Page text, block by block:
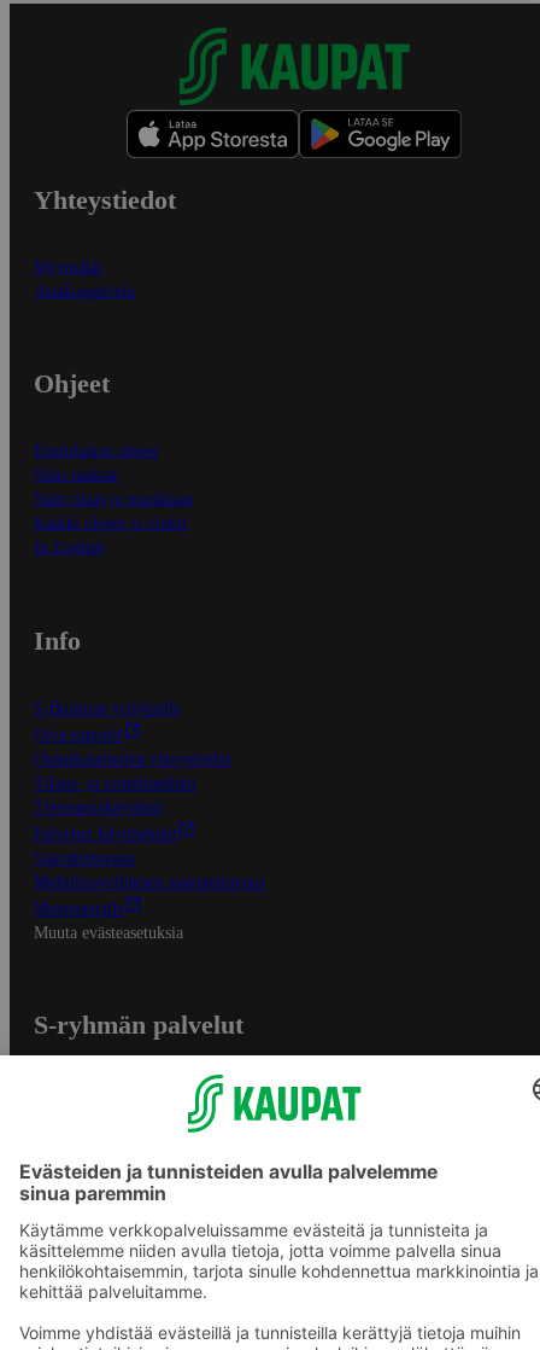
Yhteystiedot
Myymälät
Asiakaspalvelu
Ohjeet
Ensitilaajan ohjeet
Näin maksat
Näin tilaat ja muokkaat
Kaikki ohjeet ja vinkit
In English
Info
S-Business yrityksille
Oiva-raportit
Osuuskauppojen yhteystiedot
Tilaus- ja toimitusehdot
Tietosuojakäytäntö
Palvelun käyttöehdot
Saavutettavuus
Mobiilisovelluksen saavutettavuus
Mainostajalle
Muuta evästeasetuksia
S-ryhmän palvelut
S-ostoslista -sovellus
Prisma.fi
Sokos.fi
S-Pankki
Yhteishyvä
Sokos Hotels
Raflaamo